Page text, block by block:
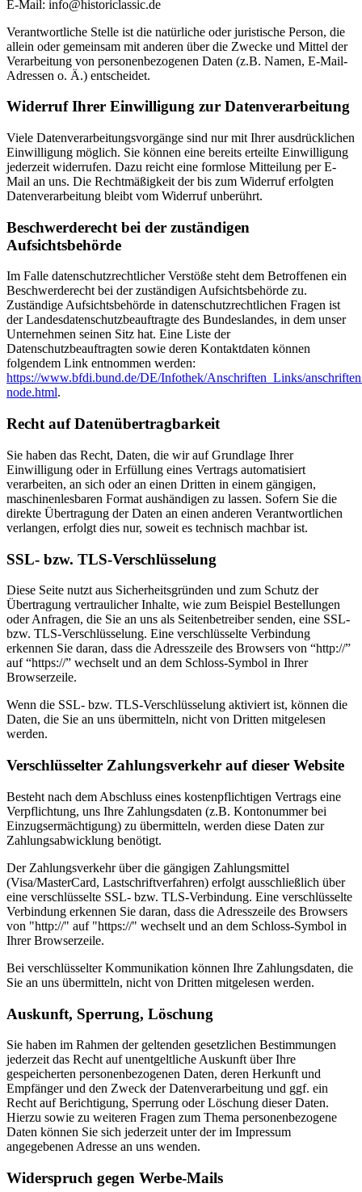
E-Mail: info@historiclassic.de
Verantwortliche Stelle ist die natürliche oder juristische Person, die
allein oder gemeinsam mit anderen über die Zwecke und Mittel der
Verarbeitung von personenbezogenen Daten (z.B. Namen, E-Mail-
Adressen o. Ä.) entscheidet.
Widerruf Ihrer Einwilligung zur Datenverarbeitung
Viele Datenverarbeitungsvorgänge sind nur mit Ihrer ausdrücklichen
Einwilligung möglich. Sie können eine bereits erteilte Einwilligung
jederzeit widerrufen. Dazu reicht eine formlose Mitteilung per E-
Mail an uns. Die Rechtmäßigkeit der bis zum Widerruf erfolgten
Datenverarbeitung bleibt vom Widerruf unberührt.
Beschwerderecht bei der zuständigen
Aufsichtsbehörde
Im Falle datenschutzrechtlicher Verstöße steht dem Betroffenen ein
Beschwerderecht bei der zuständigen Aufsichtsbehörde zu.
Zuständige Aufsichtsbehörde in datenschutzrechtlichen Fragen ist
der Landesdatenschutzbeauftragte des Bundeslandes, in dem unser
Unternehmen seinen Sitz hat. Eine Liste der
Datenschutzbeauftragten sowie deren Kontaktdaten können
folgendem Link entnommen werden:
https://www.bfdi.bund.de/DE/Infothek/Anschriften_Links/
node.html.
Recht auf Datenübertragbarkeit
Sie haben das Recht, Daten, die wir auf Grundlage Ihrer
Einwilligung oder in Erfüllung eines Vertrags automatisiert
verarbeiten, an sich oder an einen Dritten in einem gängigen,
maschinenlesbaren Format aushändigen zu lassen. Sofern Sie die
direkte Übertragung der Daten an einen anderen Verantwortlichen
verlangen, erfolgt dies nur, soweit es technisch machbar ist.
SSL- bzw. TLS-Verschlüsselung
Diese Seite nutzt aus Sicherheitsgründen und zum Schutz der
Übertragung vertraulicher Inhalte, wie zum Beispiel Bestellungen
oder Anfragen, die Sie an uns als Seitenbetreiber senden, eine SSL-
bzw. TLS-Verschlüsselung. Eine verschlüsselte Verbindung
erkennen Sie daran, dass die Adresszeile des Browsers von “http://”
auf “https://” wechselt und an dem Schloss-Symbol in Ihrer
Browserzeile.
Wenn die SSL- bzw. TLS-Verschlüsselung aktiviert ist, können die
Daten, die Sie an uns übermitteln, nicht von Dritten mitgelesen
werden.
Verschlüsselter Zahlungsverkehr auf dieser Website
Besteht nach dem Abschluss eines kostenpflichtigen Vertrags eine
Verpflichtung, uns Ihre Zahlungsdaten (z.B. Kontonummer bei
Einzugsermächtigung) zu übermitteln, werden diese Daten zur
Zahlungsabwicklung benötigt.
Der Zahlungsverkehr über die gängigen Zahlungsmittel
(Visa/MasterCard, Lastschriftverfahren) erfolgt ausschließlich über
eine verschlüsselte SSL- bzw. TLS-Verbindung. Eine verschlüsselte
Verbindung erkennen Sie daran, dass die Adresszeile des Browsers
von "http://" auf "https://" wechselt und an dem Schloss-Symbol in
Ihrer Browserzeile.
Bei verschlüsselter Kommunikation können Ihre Zahlungsdaten, die
Sie an uns übermitteln, nicht von Dritten mitgelesen werden.
Auskunft, Sperrung, Löschung
Sie haben im Rahmen der geltenden gesetzlichen Bestimmungen
jederzeit das Recht auf unentgeltliche Auskunft über Ihre
gespeicherten personenbezogenen Daten, deren Herkunft und
Empfänger und den Zweck der Datenverarbeitung und ggf. ein
Recht auf Berichtigung, Sperrung oder Löschung dieser Daten.
Hierzu sowie zu weiteren Fragen zum Thema personenbezogene
Daten können Sie sich jederzeit unter der im Impressum
angegebenen Adresse an uns wenden.
Widerspruch gegen Werbe-Mails